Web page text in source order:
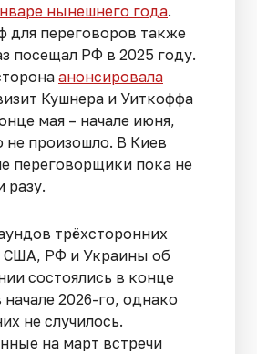
нынешнего года.
для переговоров также
посещал РФ в 2025 году.
анонсировала
Кушнера и Уиткоффа
мая – начале июня,
не произошло. В Киев
переговорщики пока не
разу.
трёхсторонних
США, РФ и Украины об
состоялись в конце
начале 2026-го, однако
не случилось.
на март встречи